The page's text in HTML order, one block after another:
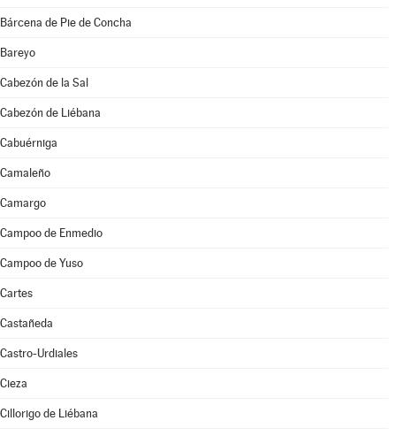
Bárcena de Pie de Concha
Bareyo
Cabezón de la Sal
Cabezón de Liébana
Cabuérniga
Camaleño
Camargo
Campoo de Enmedio
Campoo de Yuso
Cartes
Castañeda
Castro-Urdiales
Cieza
Cillorigo de Liébana